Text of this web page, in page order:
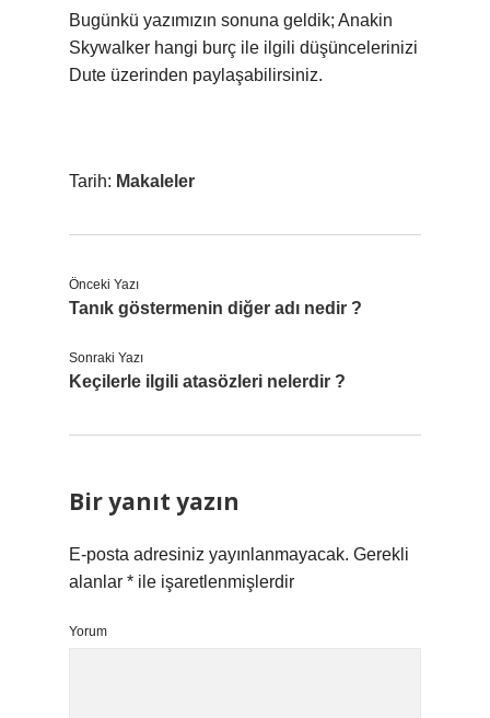
Bugünkü yazımızın sonuna geldik; Anakin
Skywalker hangi burç ile ilgili düşüncelerinizi
Dute üzerinden paylaşabilirsiniz.
Tarih: Makaleler
Önceki Yazı
Tanık göstermenin diğer adı nedir ?
Sonraki Yazı
Keçilerle ilgili atasözleri nelerdir ?
Bir yanıt yazın
E-posta adresiniz yayınlanmayacak. Gerekli
alanlar * ile işaretlenmişlerdir
Yorum